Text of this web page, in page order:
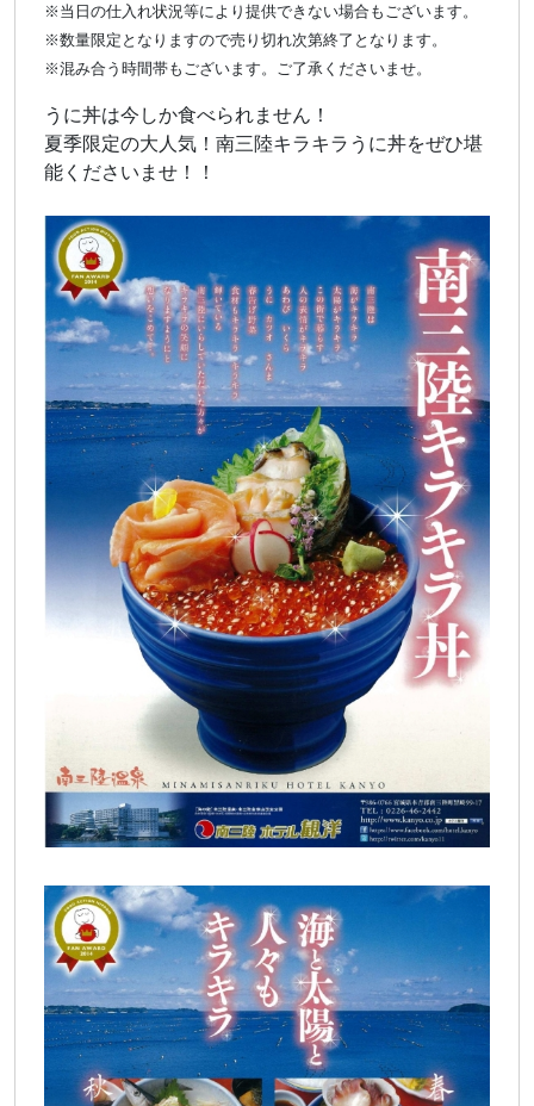
※当日の仕入れ状況等により提供できない場合もございます。
※数量限定となりますので売り切れ次第終了となります。
※混み合う時間帯もございます。ご了承くださいませ。
うに丼は今しか食べられません！
夏季限定の大人気！南三陸キラキラうに丼をぜひ堪
能くださいませ！！